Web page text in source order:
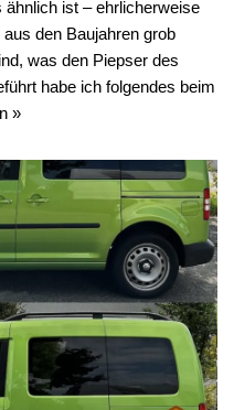
ist – ehrlicherweise
den Baujahren grob
was den Piepser des
habe ich folgendes beim
»